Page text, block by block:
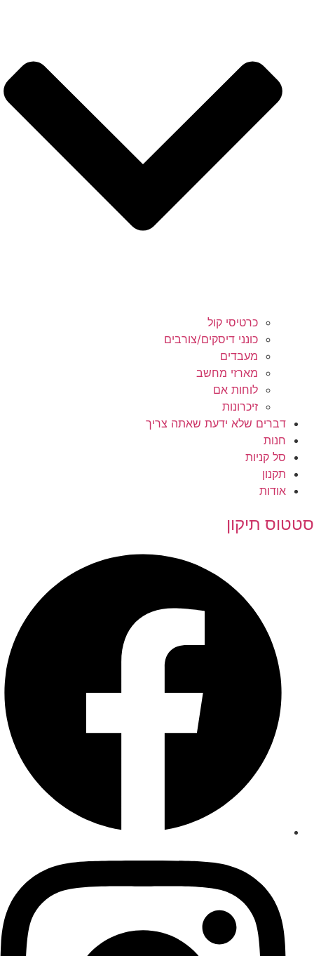
כרטיסי קול
כונני דיסקים/צורבים
מעבדים
מארזי מחשב
לוחות אם
זיכרונות
דברים שלא ידעת שאתה צריך
חנות
סל קניות
תקנון
אודות
סטטוס תיקון